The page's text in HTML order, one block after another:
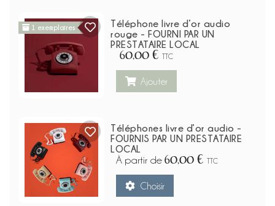
1 exemplaires
Téléphone livre d’or audio
rouge - FOURNI PAR UN
PRESTATAIRE LOCAL
60,00 € TTC
Ajouter
Téléphones livre d’or audio -
FOURNIS PAR UN PRESTATAIRE
LOCAL
À partir de 60,00 € TTC
Choisir